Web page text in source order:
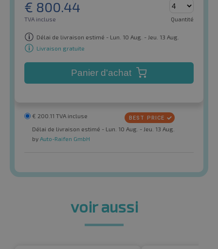
€ 800.44
TVA incluse Quantité
Délai de livraison estimé - Lun. 10 Aug. - Jeu. 13 Aug.
Livraison gratuite
Panier d'achat
€ 200.11 TVA incluse
Délai de livraison estimé - Lun. 10 Aug. - Jeu. 13 Aug.
by Auto-Raifen GmbH
voir aussi